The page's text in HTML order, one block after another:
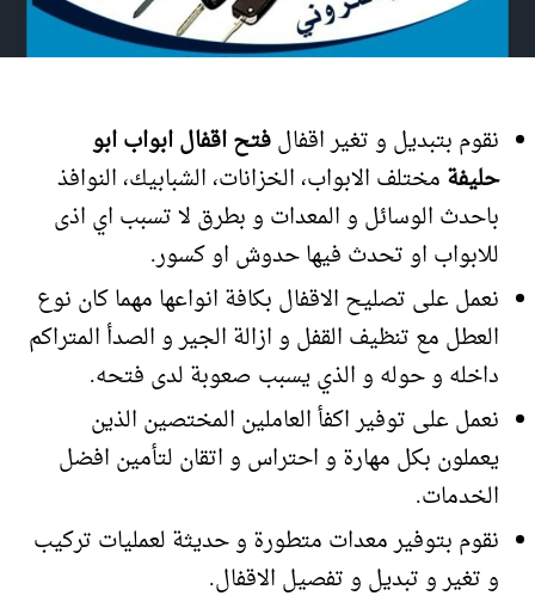
نقوم بتبديل و تغير اقفالفتح اقفال ابواب ابو
حليفة مختلف الابواب، الخزانات، الشبابيك، النوافذ
باحدث الوسائل و المعدات و بطرق لا تسبب اي اذى
للابواب او تحدث فيها حدوش او كسور.
نعمل على تصليح الاقفال بكافة انواعها مهما كان نوع
العطل مع تنظيف القفل و ازالة الجير و الصدأ المتراكم
داخله و حوله و الذي يسبب صعوبة لدى فتحه.
نعمل على توفير اكفأ العاملين المختصين الذين
يعملون بكل مهارة و احتراس و اتقان لتأمين افضل
الخدمات.
نقوم بتوفير معدات متطورة و حديثة لعمليات تركيب
و تغير و تبديل و تفصيل الاقفال.